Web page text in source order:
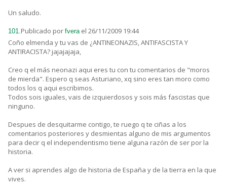
Un saludo.
101.Publicado por fvera el 26/11/2009 19:44
Coño elmenda y tu vas de ¿ANTINEONAZIS, ANTIFASCISTA Y
ANTIRACISTA? jajajajaja,
Creo q el más neonazi aqui eres tu con tu comentarios de "moros
de mierda". Espero q seas Asturiano, xq sino eres tan moro como
todos los q aqui escribimos.
Todos sois iguales, vais de izquierdosos y sois más fascistas que
ninguno.
Despues de desquitarme contigo, te ruego q te ciñas a los
comentarios posteriores y desmientas alguno de mis argumentos
para decir q el independentismo tiene alguna razón de ser por la
historia.
A ver si aprendes algo de historia de España y de la tierra en la que
vives.